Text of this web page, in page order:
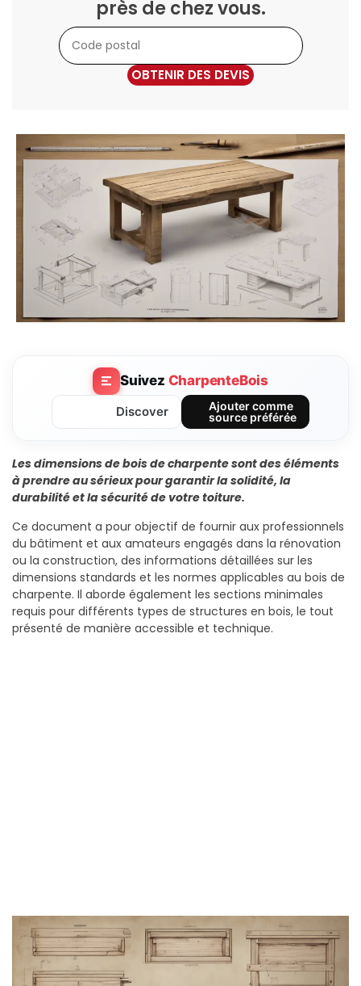
près de chez vous.
OBTENIR DES DEVIS
Suivez CharpenteBois
Discover
Ajouter comme
source préférée
Les dimensions de bois de charpente sont des éléments
à prendre au sérieux pour garantir la solidité, la
durabilité et la sécurité de votre toiture.
Ce document a pour objectif de fournir aux professionnels
du bâtiment et aux amateurs engagés dans la rénovation
ou la construction, des informations détaillées sur les
dimensions standards et les normes applicables au bois de
charpente. Il aborde également les sections minimales
requis pour différents types de structures en bois, le tout
présenté de manière accessible et technique.